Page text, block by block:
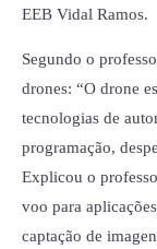
EEB Vidal Ramos.
Segundo o
drones: “O drone
tecnologias de
programação,
Explicou o
voo para
captação de